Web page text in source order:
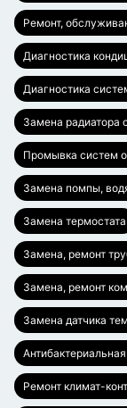
Ремонт,
Диагностика
Диагностика
Замена радиатора
Промывка систем
Замена помпы,
Замена термостата
Замена, ремонт
Замена, ремонт
Замена датчика
Ремонт климат-